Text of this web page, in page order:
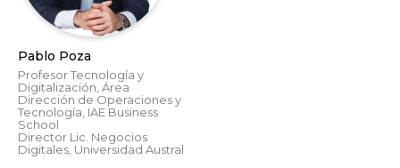
Pablo Poza
Profesor Tecnología y
Digitalización, Área
Dirección de Operaciones y
Tecnología, IAE Business
School
Director Lic. Negocios
Digitales, Universidad Austral